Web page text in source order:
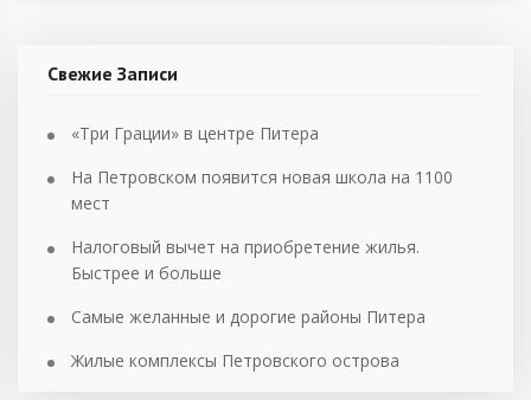
Свежие Записи
«Три Грации» в центре Питера
На Петровском появится новая школа на 1100
мест
Налоговый вычет на приобретение жилья.
Быстрее и больше
Самые желанные и дорогие районы Питера
Жилые комплексы Петровского острова